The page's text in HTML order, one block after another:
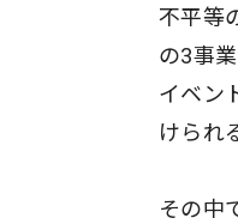
不平等
の3事
イベン
けられ
その中